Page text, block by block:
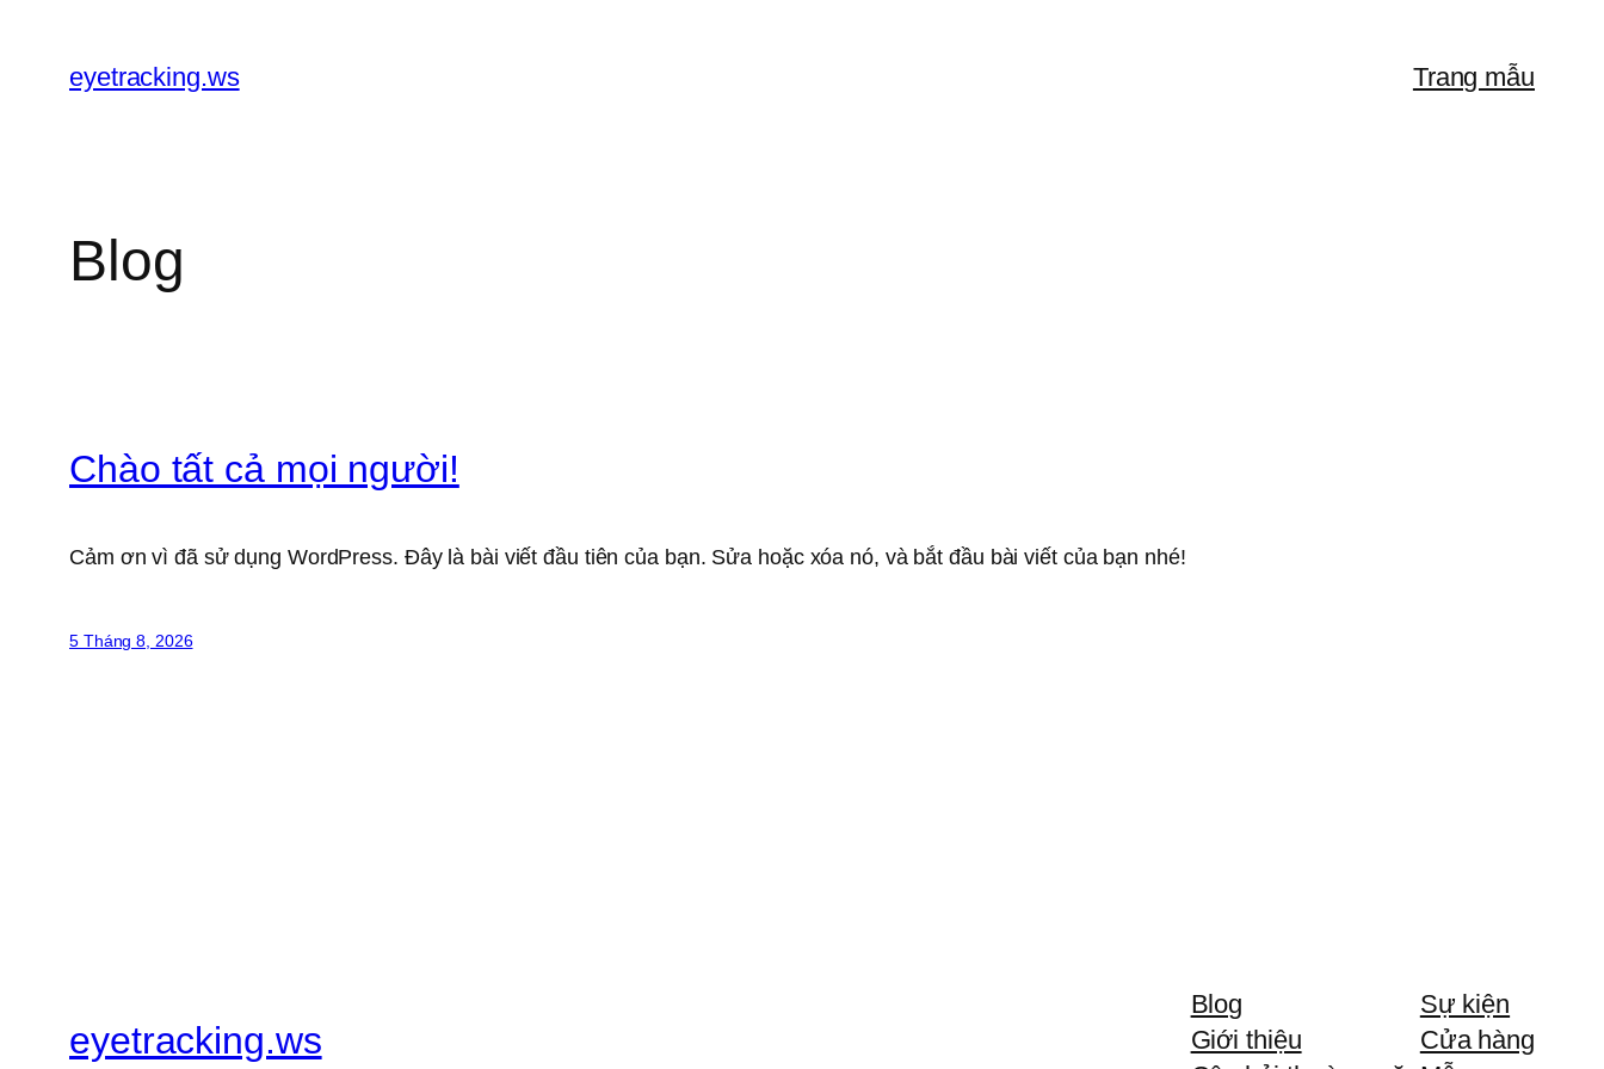
eyetracking.ws Trang mẫu
Blog
Chào tất cả mọi người!
Cảm ơn vì đã sử dụng WordPress. Đây là bài viết đầu tiên của bạn. Sửa hoặc xóa nó, và bắt đầu bài viết của bạn nhé!
5 Tháng 8, 2026
eyetracking.ws
Blog
Giới thiệu
Sự kiện
Cửa hàng